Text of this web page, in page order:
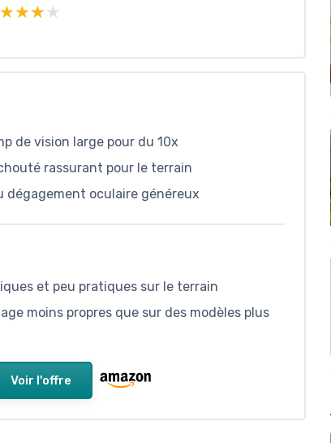
de vision large pour du 10x
rassurant pour le terrain
oculaire généreux
et peu pratiques sur le terrain
moins propres que sur des modèles plus
Voir l'offre